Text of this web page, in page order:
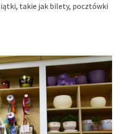
takie jak bilety, pocztówki